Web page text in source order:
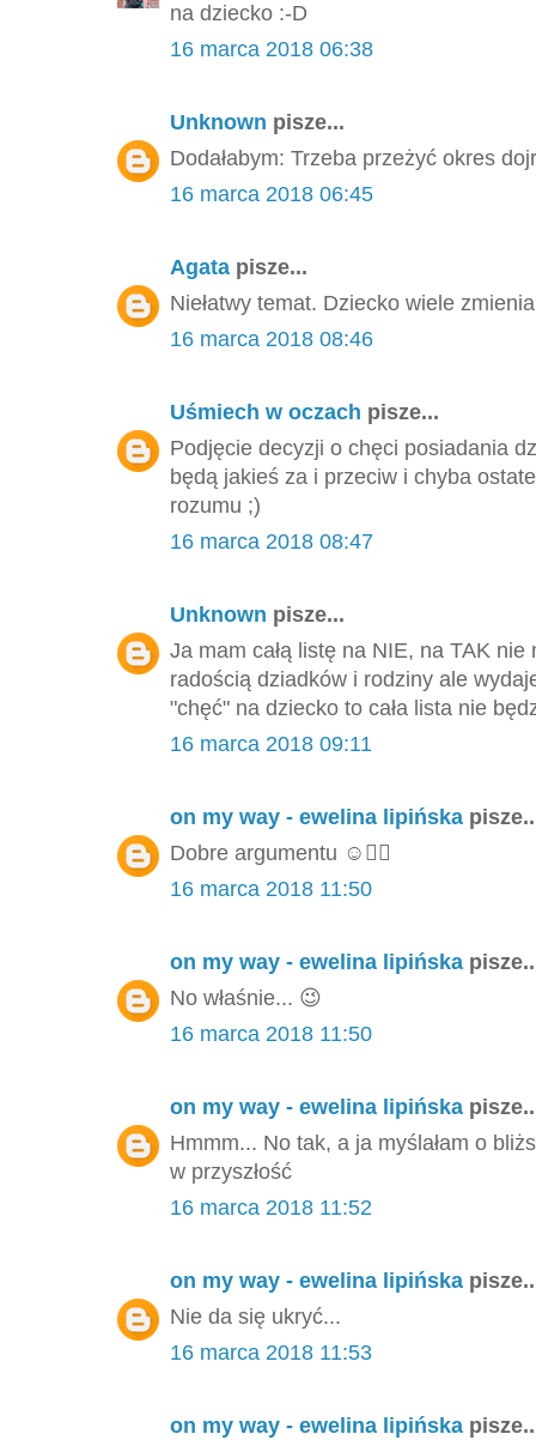
na dziecko :-D
16 marca 2018 06:38
Unknown pisze...
Dodałabym: Trzeba przeżyć okres
16 marca 2018 06:45
Agata pisze...
Niełatwy temat. Dziecko wiele
16 marca 2018 08:46
Uśmiech w oczach pisze...
Podjęcie decyzji o chęci posiadania
będą jakieś za i przeciw i chyba
rozumu ;)
16 marca 2018 08:47
Unknown pisze...
Ja mam całą listę na NIE, na TAK
radością dziadków i rodziny ale
"chęć" na dziecko to cała lista nie
16 marca 2018 09:11
on my way - ewelina lipińska
Dobre argumentu ☺️👌🏻
16 marca 2018 11:50
on my way - ewelina lipińska
No właśnie... 😉
16 marca 2018 11:50
on my way - ewelina lipińska
Hmmm... No tak, a ja myślałam o
w przyszłość
16 marca 2018 11:52
on my way - ewelina lipińska
Nie da się ukryć...
16 marca 2018 11:53
on my way - ewelina lipińska